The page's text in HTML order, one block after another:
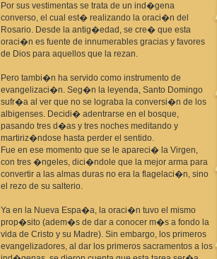
Por sus vestimentas se trata de un ind�gena
converso, el cual est� realizando la oraci�n del
Rosario. Desde la antig�edad, se cre� que esta
oraci�n es fuente de innumerables gracias y favores
de Dios para aquellos que la rezan.
Pero tambi�n ha servido como instrumento de
evangelizaci�n. Seg�n la leyenda, Santo Domingo
sufr�a al ver que no se lograba la conversi�n de los
albigenses. Decidi� adentrarse en el bosque,
pasando tres d�as y tres noches meditando y
martiriz�ndose hasta perder el sentido.
Fue en ese momento que se le apareci� la Virgen,
con tres �ngeles, dici�ndole que la mejor arma para
convertir a las almas duras no era la flagelaci�n, sino
el rezo de su salterio.
Ya en la Nueva Espa�a, la oraci�n tuvo el mismo
prop�sito (adem�s de dar a conocer m�s a fondo la
vida de Cristo y su Madre). Sin embargo, los primeros
evangelizadores, al dar los primeros sacramentos a los